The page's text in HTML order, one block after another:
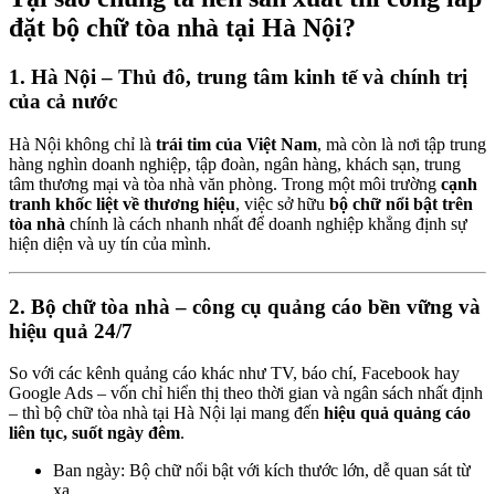
đặt bộ chữ tòa nhà tại Hà Nội?
1. Hà Nội – Thủ đô, trung tâm kinh tế và chính trị
của cả nước
Hà Nội không chỉ là trái tim của Việt Nam, mà còn là nơi tập trung
hàng nghìn doanh nghiệp, tập đoàn, ngân hàng, khách sạn, trung
tâm thương mại và tòa nhà văn phòng. Trong một môi trường cạnh
tranh khốc liệt về thương hiệu, việc sở hữu bộ chữ nổi bật trên
tòa nhà chính là cách nhanh nhất để doanh nghiệp khẳng định sự
hiện diện và uy tín của mình.
2. Bộ chữ tòa nhà – công cụ quảng cáo bền vững và
hiệu quả 24/7
So với các kênh quảng cáo khác như TV, báo chí, Facebook hay
Google Ads – vốn chỉ hiển thị theo thời gian và ngân sách nhất định
– thì bộ chữ tòa nhà tại Hà Nội lại mang đến hiệu quả quảng cáo
liên tục, suốt ngày đêm.
Ban ngày: Bộ chữ nổi bật với kích thước lớn, dễ quan sát từ